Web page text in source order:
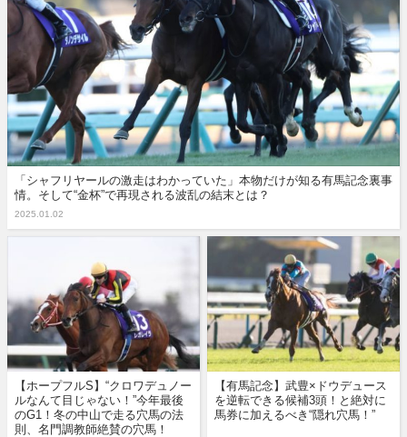
「シャフリヤールの激走はわかっていた」本物だけが知る有馬記念裏事
情。そして“金杯”で再現される波乱の結末とは？
2025.01.02
【ホープフルS】“クロワデュノー
ルなんて目じゃない！”今年最後
のG1！冬の中山で走る穴馬の法
則、名門調教師絶賛の穴馬！
【有馬記念】武豊×ドウデュース
を逆転できる候補3頭！と絶対に
馬券に加えるべき“隠れ穴馬！”